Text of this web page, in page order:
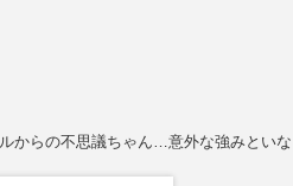
からの不思議ちゃん…意外な強みとい